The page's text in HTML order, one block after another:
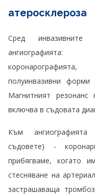
атеросклероза
Сред
ангиографията:
полуинвазивни
Магнитният
включва в съдовата
Към ангиографията
съдовете) -
прибягваме, когато
стесняване на
застрашаваща